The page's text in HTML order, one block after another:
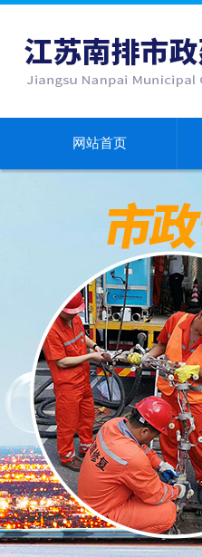
网站首页